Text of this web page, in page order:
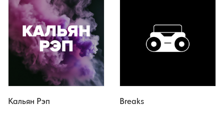
Кальян Рэп Breaks